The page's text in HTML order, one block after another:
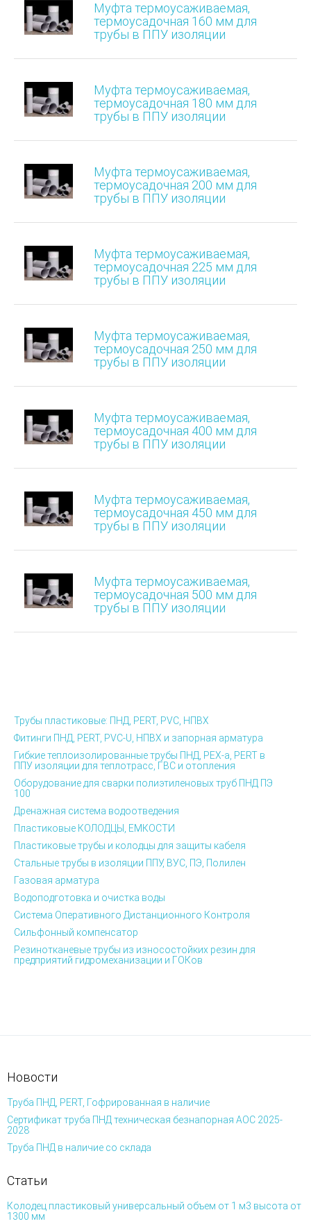
Муфта термоусаживаемая,
термоусадочная 160 мм для
трубы в ППУ изоляции
Муфта термоусаживаемая,
термоусадочная 180 мм для
трубы в ППУ изоляции
Муфта термоусаживаемая,
термоусадочная 200 мм для
трубы в ППУ изоляции
Муфта термоусаживаемая,
термоусадочная 225 мм для
трубы в ППУ изоляции
Муфта термоусаживаемая,
термоусадочная 250 мм для
трубы в ППУ изоляции
Муфта термоусаживаемая,
термоусадочная 400 мм для
трубы в ППУ изоляции
Муфта термоусаживаемая,
термоусадочная 450 мм для
трубы в ППУ изоляции
Муфта термоусаживаемая,
термоусадочная 500 мм для
трубы в ППУ изоляции
Трубы пластиковые: ПНД, PERT, PVC, НПВХ
Фитинги ПНД, PERT, PVC-U, НПВХ и запорная арматура
Гибкие теплоизолированные трубы ПНД, PEX-а, PERT в
ППУ изоляции для теплотрасс, ГВС и отопления
Оборудование для сварки полиэтиленовых труб ПНД ПЭ
100
Дренажная система водоотведения
Пластиковые КОЛОДЦЫ, ЕМКОСТИ
Пластиковые трубы и колодцы для защиты кабеля
Стальные трубы в изоляции ППУ, ВУС, ПЭ, Полилен
Газовая арматура
Водоподготовка и очистка воды
Система Оперативного Дистанционного Контроля
Сильфонный компенсатор
Резинотканевые трубы из износостойких резин для
предприятий гидромеханизации и ГОКов
Новости
Труба ПНД, PERT, Гофрированная в наличие
Сертификат труба ПНД техническая безнапорная АОС 2025-
2028
Труба ПНД в наличие со склада
Статьи
Колодец пластиковый универсальный объем от 1 м3 высота от
1300 мм